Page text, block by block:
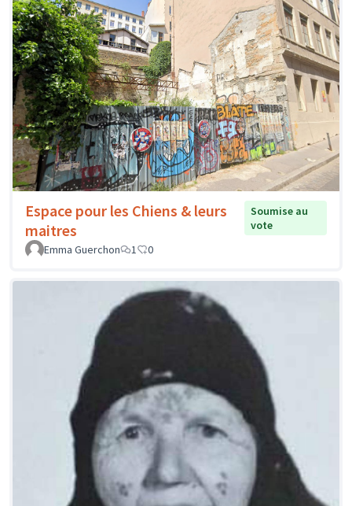
Espace pour les Chiens & leurs
maitres
Soumise au
vote
Emma Guerchon
1 0